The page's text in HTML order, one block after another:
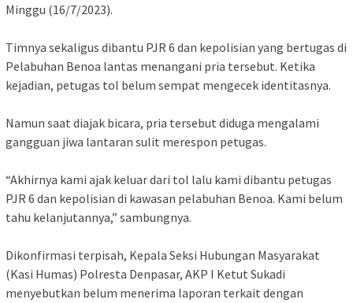
Minggu (16/7/2023).
Timnya sekaligus dibantu PJR 6 dan kepolisian yang bertugas di
Pelabuhan Benoa lantas menangani pria tersebut. Ketika
kejadian, petugas tol belum sempat mengecek identitasnya.
Namun saat diajak bicara, pria tersebut diduga mengalami
gangguan jiwa lantaran sulit merespon petugas.
“Akhirnya kami ajak keluar dari tol lalu kami dibantu petugas
PJR 6 dan kepolisian di kawasan pelabuhan Benoa. Kami belum
tahu kelanjutannya,” sambungnya.
Dikonfirmasi terpisah, Kepala Seksi Hubungan Masyarakat
(Kasi Humas) Polresta Denpasar, AKP I Ketut Sukadi
menyebutkan belum menerima laporan terkait dengan